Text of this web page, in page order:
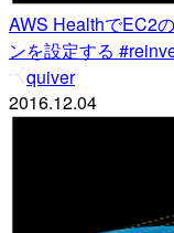
AWS HealthでEC2
ンを設定する
quiver
2016.12.04